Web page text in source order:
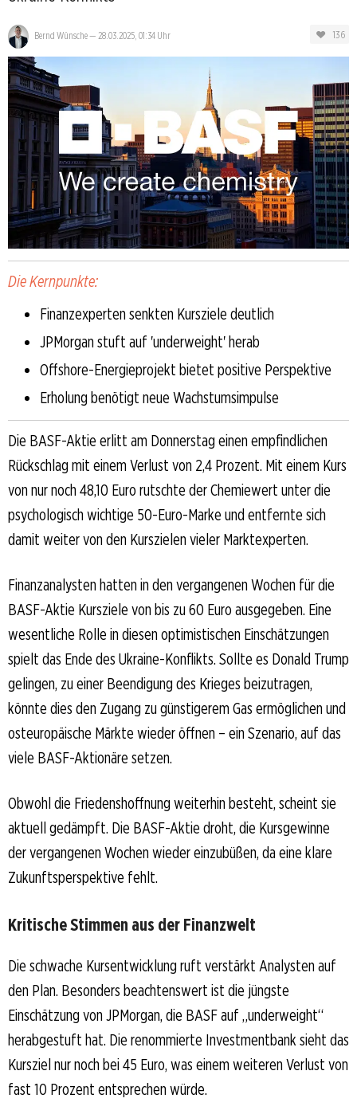
Bernd Wünsche— 28.03.2025, 01:34 Uhr 136
Die Kernpunkte:
Finanzexperten senkten Kursziele deutlich
JPMorgan stuft auf 'underweight' herab
Offshore-Energieprojekt bietet positive Perspektive
Erholung benötigt neue Wachstumsimpulse
Die BASF-Aktie erlitt am Donnerstag einen empfindlichen
Rückschlag mit einem Verlust von 2,4 Prozent. Mit einem Kurs
von nur noch 48,10 Euro rutschte der Chemiewert unter die
psychologisch wichtige 50-Euro-Marke und entfernte sich
damit weiter von den Kurszielen vieler Marktexperten.
Finanzanalysten hatten in den vergangenen Wochen für die
BASF-Aktie Kursziele von bis zu 60 Euro ausgegeben. Eine
wesentliche Rolle in diesen optimistischen Einschätzungen
spielt das Ende des Ukraine-Konflikts. Sollte es Donald Trump
gelingen, zu einer Beendigung des Krieges beizutragen,
könnte dies den Zugang zu günstigerem Gas ermöglichen und
osteuropäische Märkte wieder öffnen – ein Szenario, auf das
viele BASF-Aktionäre setzen.
Obwohl die Friedenshoffnung weiterhin besteht, scheint sie
aktuell gedämpft. Die BASF-Aktie droht, die Kursgewinne
der vergangenen Wochen wieder einzubüßen, da eine klare
Zukunftsperspektive fehlt.
Kritische Stimmen aus der Finanzwelt
Die schwache Kursentwicklung ruft verstärkt Analysten auf
den Plan. Besonders beachtenswert ist die jüngste
Einschätzung von JPMorgan, die BASF auf „underweight“
herabgestuft hat. Die renommierte Investmentbank sieht das
Kursziel nur noch bei 45 Euro, was einem weiteren Verlust von
fast 10 Prozent entsprechen würde.